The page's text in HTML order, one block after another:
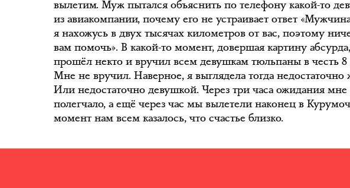
вылетим. Муж пытался объяснить по телефону какой-то
из авиакомпании, почему его не устраивает ответ
я нахожусь в двух тысячах километров от вас, поэтому
вам помочь». В какой-то момент, довершая картину
прошёл некто и вручил всем девушкам тюльпаны в честь 8
Мне не вручил. Наверное, я выглядела тогда недостаточно
Или недостаточно девушкой. Через три часа ожидания мне
полегчало, а ещё через час мы вылетели наконец в
момент нам всем казалось, что счастье близко.